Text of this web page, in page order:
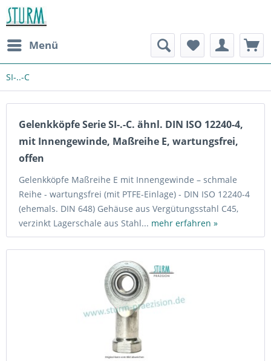
Menü
SI-..-C
Gelenkköpfe Serie SI-.-C. ähnl. DIN ISO 12240-4,
mit Innengewinde, Maßreihe E, wartungsfrei,
offen
Gelenkköpfe Maßreihe E mit Innengewinde – schmale
Reihe - wartungsfrei (mit PTFE-Einlage) - DIN ISO 12240-4
(ehemals. DIN 648) Gehäuse aus Vergütungsstahl C45,
verzinkt Lagerschale aus Stahl... mehr erfahren »